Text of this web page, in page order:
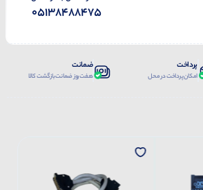
05138488475
پرداخت
امکان پرداخت در محل
ضمانت
هفت روز ضمانت بازگشت کالا